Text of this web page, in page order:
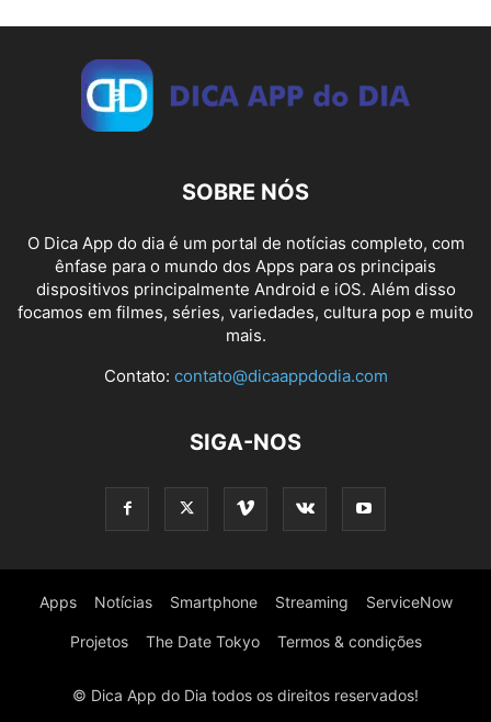
SOBRE NÓS
O Dica App do dia é um portal de notícias completo, com
ênfase para o mundo dos Apps para os principais
dispositivos principalmente Android e iOS. Além disso
focamos em filmes, séries, variedades, cultura pop e muito
mais.
Contato: contato@dicaappdodia.com
SIGA-NOS
Apps Notícias Smartphone Streaming ServiceNow
Projetos The Date Tokyo Termos & condições
© Dica App do Dia todos os direitos reservados!